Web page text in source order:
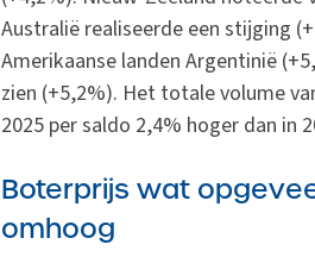
Australië realiseerde een stijging
Amerikaanse landen Argentinië
zien (+5,2%). Het totale volume
2025 per saldo 2,4% hoger dan in
Boterprijs wat
omhoog